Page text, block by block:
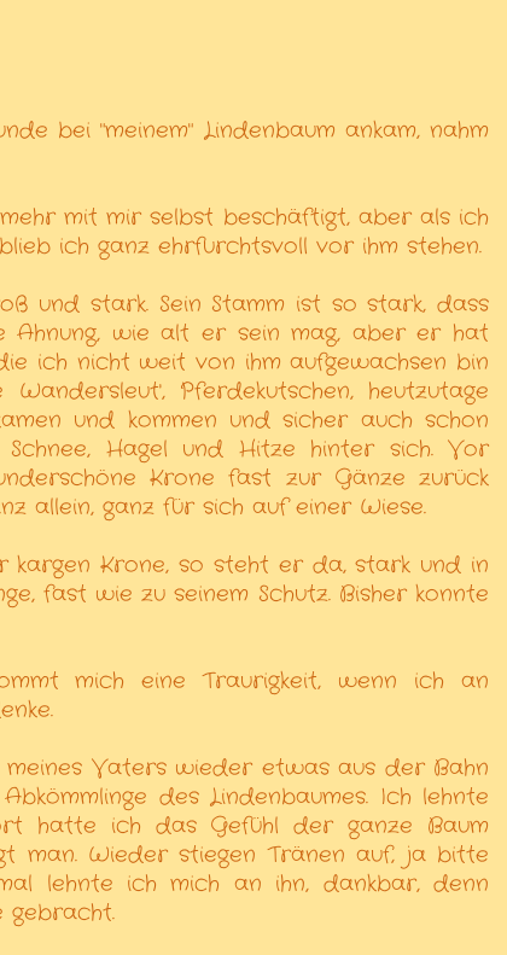
bei "meinem" Lindenbaum ankam, nahm
mit mir selbst beschäftigt, aber als ich
ich ganz ehrfurchtsvoll vor ihm stehen.
und stark. Sein Stamm ist so stark, dass
Ahnung, wie alt er sein mag, aber er hat
ich nicht weit von ihm aufgewachsen bin
Pferdekutschen, heutzutage
und kommen und sicher auch schon
Hagel und Hitze hinter sich. Vor
Krone fast zur Gänze zurück
allein, ganz für sich auf einer Wiese.
Krone, so steht er da, stark und in
fast wie zu seinem Schutz. Bisher konnte
mich eine Traurigkeit, wenn ich an
Vaters wieder etwas aus der Bahn
des Lindenbaumes. Ich lehnte
hatte ich das Gefühl der ganze Baum
man. Wieder stiegen Tränen auf, ja bitte
lehnte ich mich an ihn, dankbar, denn
gebracht.